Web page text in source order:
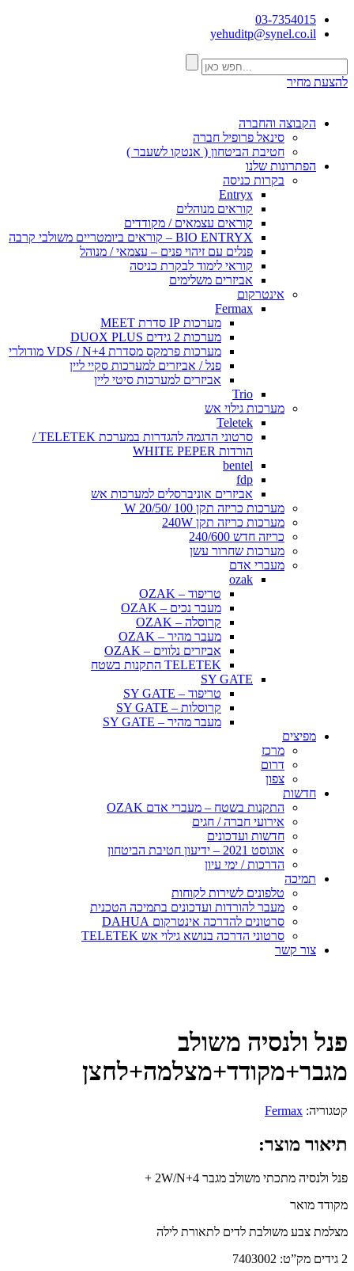
03-7354015
yehuditp@synel.co.il
להצעת מחיר
הקבוצה והחברה
סינאל פרופיל חברה
חטיבת הביטחון ( אנטקו לשעבר )
הפתרונות שלנו
בקרות כניסה
Entryx
קוראים מנוהלים
קוראים עצמאים / מקודדים
BIO ENTRYX – קוראים ביומטריים משולבי קרבה
פנלים עם זיהוי פנים – עצמאי / מנוהל
קוראי לימוד לבקרת כניסה
אביזרים משלימים
אינטרקום
Fermax
מערכות IP סדרת MEET
מערכות 2 גידים DUOX PLUS
מערכות פרמקס מסדרת VDS / N+4 מודולרי
פנל / אביזרים למערכות סקיי ליין
אביזרים למערכות סיטי ליין
Trio
מערכות גילוי אש
Teletek
סרטוני הדגמה להגדרות במערכת TELETEK /
הורדות WHITE PEPER
bentel
fdp
אביזרים אוניברסלים למערכות אש
מערכות כריזה תקן 100 /20/50 W
מערכות כריזה תקן 240W
כריזה חדש 240/600
מערכות שחרור עשן
מעברי אדם
ozak
טריפוד – OZAK
מעבר נכים – OZAK
קרוסלה – OZAK
מעבר מהיר – OZAK
אביזרים נלווים – OZAK
TELETEK התקנות בשטח
SY GATE
טריפוד – SY GATE
קרוסלות – SY GATE
מעבר מהיר – SY GATE
מפיצים
מרכז
דרום
צפון
חדשות
התקנות בשטח – מעברי אדם OZAK
אירועי חברה / חגים
חדשות ועדכונים
אוגוסט 2021 – ידיעון חטיבת הביטחון
הדרכות / ימי עיון
תמיכה
טלפונים לשירות לקוחות
מעבר להורדות ועדכונים בתמיכה הטכנית
סרטונים להדרכה אינטרקום DAHUA
סרטוני הדרכה בנושא גילוי אש TELETEK
צור קשר
פנל ולנסיה משולב
מגבר+מקודד+מצלמה+לחצן
קטגוריה: Fermax
תיאור מוצר:
פנל ולנסיה מתכתי משולב מגבר 2W/N+4 +
מקודד מואר
מצלמת צבע משולבת לדים לתאורת לילה
2 גידים מק”ט: 7403002